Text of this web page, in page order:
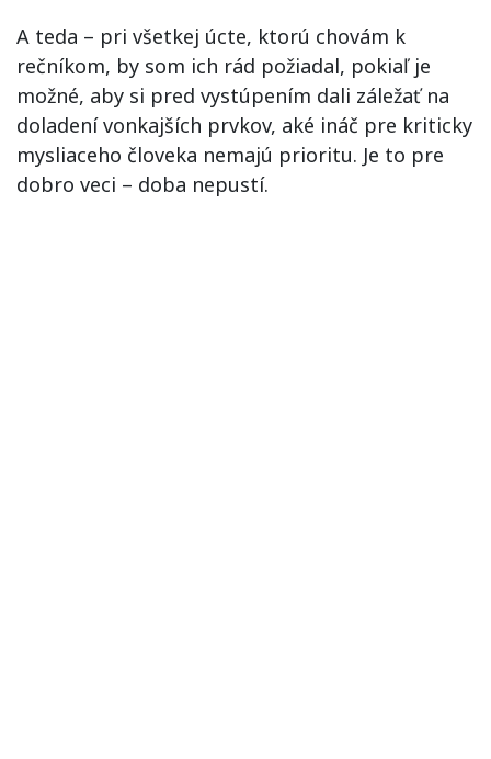
A teda – pri všetkej úcte, ktorú chovám k
rečníkom, by som ich rád požiadal, pokiaľ je
možné, aby si pred vystúpením dali záležať na
doladení vonkajších prvkov, aké ináč pre kriticky
mysliaceho človeka nemajú prioritu. Je to pre
dobro veci – doba nepustí.